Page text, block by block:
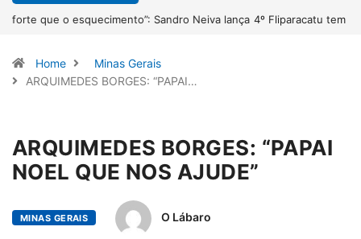
4º Fliparacatu tem inscrições abertas para o Prêmio de Redação e
Home
Minas Gerais
ARQUIMEDES BORGES: “PAPAI…
ARQUIMEDES BORGES: “PAPAI
NOEL QUE NOS AJUDE”
MINAS GERAIS O Lábaro